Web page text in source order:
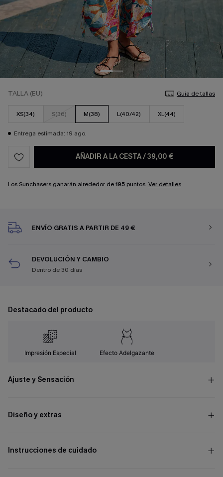
TALLA (EU) Guía de tallas
XS(34) S(36) M(38) L(40/42) XL(44)
Entrega estimada: 19 ago.
AÑADIR A LA CESTA/39,00 €
Los Sunchasers ganarán alrededor de195 puntos. Ver detalles
ENVÍO GRATIS A PARTIR DE 49 €
DEVOLUCIÓN Y CAMBIO
Dentro de 30 días
Destacado del producto
Impresión Especial Efecto Adelgazante
Ajuste y Sensación
Diseño y extras
Instrucciones de cuidado